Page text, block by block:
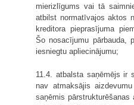
mierizlīgums vai tā
atbilst normatīvajos aktos
kreditora pieprasījuma
Šo nosacījumu pārbauda,
iesniegtu apliecinājumu;
11.4. atbalsta saņēmējs ir
nav atmaksājis
saņēmis